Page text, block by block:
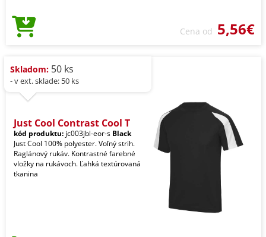
Cena od 5,56€
Skladom: 50 ks
- v ext. sklade: 50 ks
Just Cool Contrast Cool T
kód produktu: jc003jbl-eor-s Black
Just Cool 100% polyester. Voľný strih.
Raglánový rukáv. Kontrastné farebné
vložky na rukávoch. Ľahká textúrovaná
tkanina